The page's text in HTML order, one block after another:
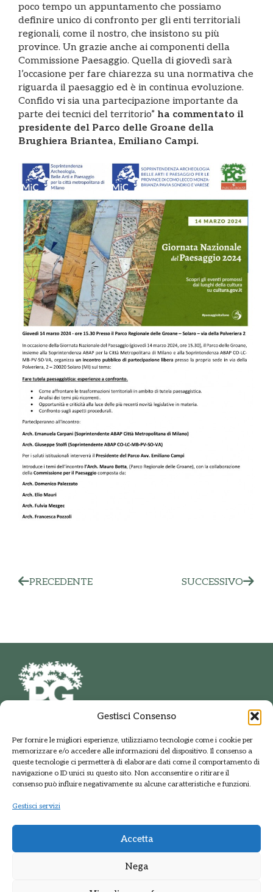
Gestisci Consenso
Per fornire le migliori esperienze, utilizziamo tecnologie come i cookie per
memorizzare e/o accedere alle informazioni del dispositivo. Il consenso a
queste tecnologie ci permetterà di elaborare dati come il comportamento di
navigazione o ID unici su questo sito. Non acconsentire o ritirare il
consenso può influire negativamente su alcune caratteristiche e funzioni.
Gestisci servizi
Accetta
Nega
poco tempo un appuntamento che possiamo
definire unico di confronto per gli enti territoriali
regionali, come il nostro, che insistono su più
province. Un grazie anche ai componenti della
Commissione Paesaggio. Quella di giovedì sarà
l’occasione per fare chiarezza su una normativa che
riguarda il paesaggio ed è in continua evoluzione.
Confido vi sia una partecipazione importante da
parte dei tecnici del territorio” ha commentato il
presidente del Parco delle Groane della
Brughiera Briantea, Emiliano Campi.
PRECEDENTE SUCCESSIVO
PARCO DELLE GROANE
E DELLA BRUGHIERA BRIANTEA
Via della Polveriera, 2
20033 Solaro Milano
Tel.: +39 02 9698141
PEC: protocolloparcogroane@promopec.it
Regione Lombardia
Sistema parchi